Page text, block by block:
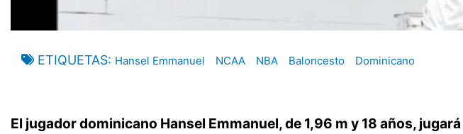
ETIQUETAS Hansel Emmanuel NCAA NBA Baloncesto Dominicano
El jugador dominicano Hansel Emmanuel, de 1,96 m y 18 años,